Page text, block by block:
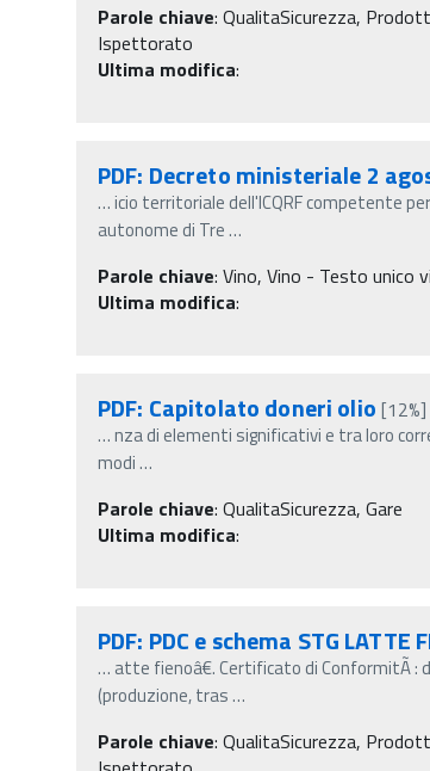
Parole chiave: QualitaSicurezza,
Ispettorato
Ultima modifica:
PDF: Decreto ministeriale 2
…icio territoriale dell'ICQRF competente
autonome di Tre…
Parole chiave: Vino, Vino - Testo unico
Ultima modifica:
PDF: Capitolato doneri olio [12%]
…nza di elementi significativi e tra loro
modi…
Parole chiave: QualitaSicurezza, Gare
Ultima modifica:
PDF: PDC e schema STG LATTE
… atte fienoâ€. Certificato di ConformitÃ
(produzione, tras…
Parole chiave: QualitaSicurezza,